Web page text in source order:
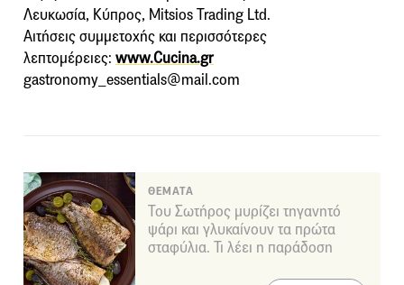
Λευκωσία, Κύπρος, Mitsios Trading Ltd.
Αιτήσεις συμμετοχής και περισσότερες
λεπτομέρειες: www.Cucina.gr
gastronomy_essentials@mail.com
ΘΕΜΑΤΑ
Του Σωτήρος μυρίζει τηγανητό
ψάρι και γλυκαίνουν τα πρώτα
σταφύλια. Τι λέει η παράδοση